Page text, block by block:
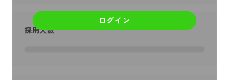
ログイン
採用人数